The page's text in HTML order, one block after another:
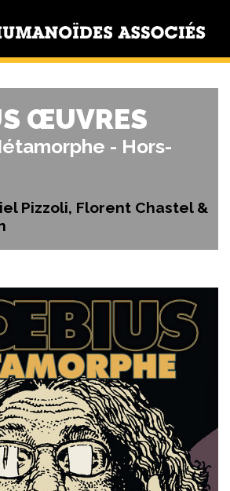
ŒUVRES
- Hors-
Pizzoli, Florent Chastel &